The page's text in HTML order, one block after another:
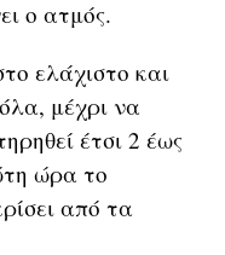
ο ατμός.
ελάχιστο και
μέχρι να
έτσι 2 έως
ώρα το
από τα